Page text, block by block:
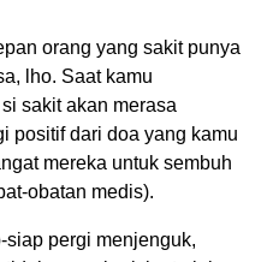
orang yang sakit punya
lho. Saat kamu
sakit akan merasa
positif dari doa yang kamu
mereka untuk sembuh
obatan medis).
siap pergi menjenguk,